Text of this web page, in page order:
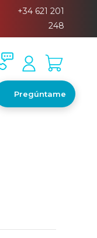
+34 621 201
248
Pregúntame